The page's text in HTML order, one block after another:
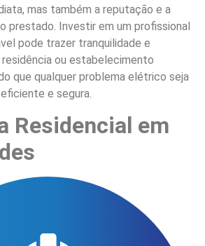
mas também a reputação e a
prestado. Investir em um profissional
pode trazer tranquilidade e
residência ou estabelecimento
que qualquer problema elétrico seja
e segura.
Residencial em